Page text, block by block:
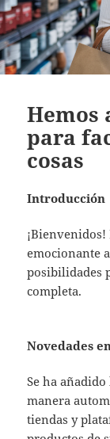
Hemos
para
cosas
Introducción
emocionante
posibilidades
completa.
Novedades
Se ha
manera
tiendas y